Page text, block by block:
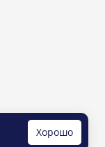
Хорошо